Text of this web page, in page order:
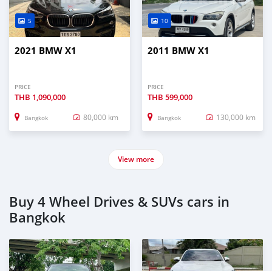
5
2021 BMW X1
PRICE
THB 1,090,000
Bangkok 80,000 km
10
2011 BMW X1
PRICE
THB 599,000
Bangkok 130,000 km
View more
Buy 4 Wheel Drives & SUVs cars in
Bangkok